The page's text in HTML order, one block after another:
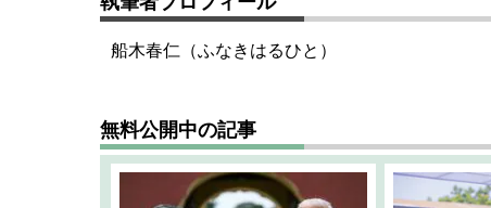
船木春仁（ふなきはるひと）
無料公開中の記事